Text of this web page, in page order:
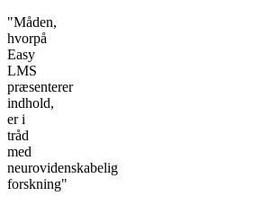
"Måden,
hvorpå
Easy
LMS
præsenterer
indhold,
er i
tråd
med
neurovidenskabelig
forskning"